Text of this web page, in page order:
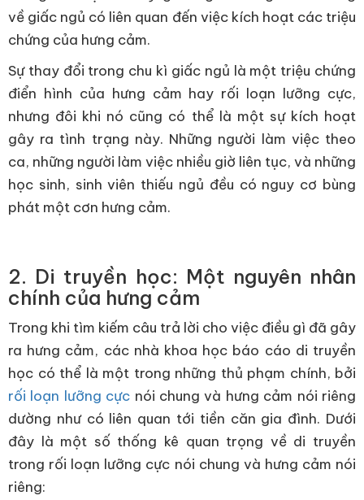
về giấc ngủ có liên quan đến việc kích hoạt các triệu
chứng của hưng cảm.
Sự thay đổi trong chu kì giấc ngủ là một triệu chứng
điển hình của hưng cảm hay rối loạn lưỡng cực,
nhưng đôi khi nó cũng có thể là một sự kích hoạt
gây ra tình trạng này. Những người làm việc theo
ca, những người làm việc nhiều giờ liên tục, và những
học sinh, sinh viên thiếu ngủ đều có nguy cơ bùng
phát một cơn hưng cảm.
2. Di truyền học: Một nguyên nhân
chính của hưng cảm
Trong khi tìm kiếm câu trả lời cho việc điều gì đã gây
ra hưng cảm, các nhà khoa học báo cáo di truyền
học có thể là một trong những thủ phạm chính, bởi
rối loạn lưỡng cực nói chung và hưng cảm nói riêng
dường như có liên quan tới tiền căn gia đình. Dưới
đây là một số thống kê quan trọng về di truyền
trong rối loạn lưỡng cực nói chung và hưng cảm nói
riêng: